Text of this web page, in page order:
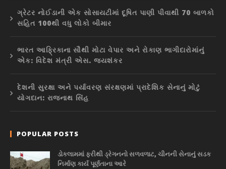
ગ્રેટર નોઈડાની એક સોસાયટીમાં દૂષિત પાણી પીવાથી 70 બાળકો
સહિત 100થી વધુ લોકો બીમાર
ભારત આફ્રિકાના સૌથી મોટા વેપાર અને રોકાણ ભાગીદારોમાંનું
એક: વિદેશ મંત્રી એસ. જયશંકર
દેશની સુરક્ષા અને પર્યાવરણ સંરક્ષણમાં પ્રાદેશિક સેનાનું મોટું
યોગદાન: રાજનાથ સિંહ
POPULAR POSTS
ડોકલામમાં ફરીથી ડ્રેગનનો સળવળાટ, ચીનની સેનાનું સડક
નિર્માણ કાર્ય પૂર્ણતાના આરે